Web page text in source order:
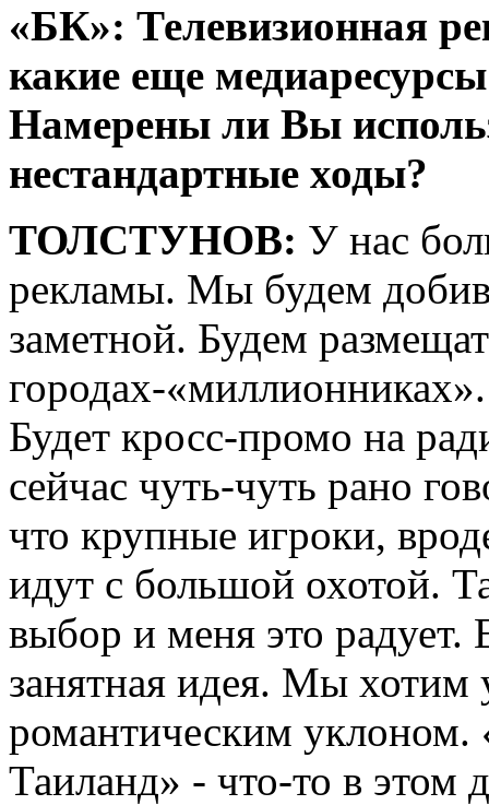
«БК»: Телевизионная
какие еще
Намерены ли Вы
нестандартные ходы?
ТОЛСТУНОВ: У нас
рекламы. Мы будем
заметной. Будем
городах-
Будет кросс-промо на
сейчас чуть-чуть рано
что крупные игроки,
идут с большой охотой.
выбор и меня это радует.
занятная идея. Мы
романтическим
Таиланд» - что-то в этом